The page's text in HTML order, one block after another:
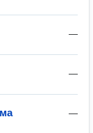
—
—
—